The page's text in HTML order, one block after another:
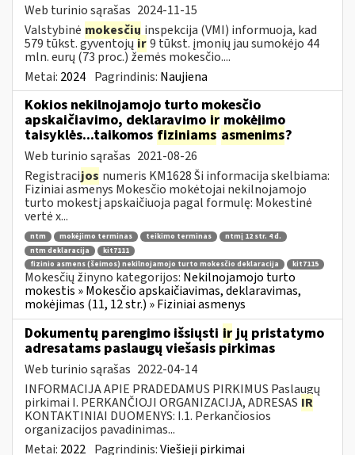
Web turinio sąrašas 2024-11-15
Valstybinė mokesčių inspekcija (VMI) informuoja, kad
579 tūkst. gyventojųir9 tūkst. įmonių jau sumokėjo 44
mln. eurų (73 proc.) žemės mokesčio....
Metai: 2024 Pagrindinis: Naujiena
Kokios nekilnojamojo turto mokesčio
apskaičiavimo, deklaravimo ir mokėjimo
taisyklės...taikomos fiziniams asmenims?
Web turinio sąrašas 2021-08-26
Registracijos numeris KM1628 Ši informacija skelbiama:
Fiziniai asmenys Mokesčio mokėtojai nekilnojamojo
turto mokestį apskaičiuoja pagal formulę: Mokestinė
vertė x...
ntm mokėjimo terminas teikimo terminas
ntmį 12 str. 4 d.
ntm deklaracija
kit7111
fizinio asmens (šeimos) nekilnojamojo turto mokesčio deklaracija
kit7115
Mokesčių žinyno kategorijos: Nekilnojamojo turto
mokestis » Mokesčio apskaičiavimas, deklaravimas,
mokėjimas (11, 12 str.) » Fiziniai asmenys
Dokumentų parengimo išsiųsti irjų pristatymo
adresatams paslaugų viešasis pirkimas
Web turinio sąrašas 2022-04-14
INFORMACIJA APIE PRADEDAMUS PIRKIMUS Paslaugų
pirkimai I. PERKANČIOJI ORGANIZACIJA, ADRESAS IR
KONTAKTINIAI DUOMENYS: I.1. Perkančiosios
organizacijos pavadinimas...
Metai: 2022 Pagrindinis:Viešieji pirkimai